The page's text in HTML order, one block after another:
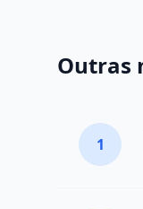
Outras
1